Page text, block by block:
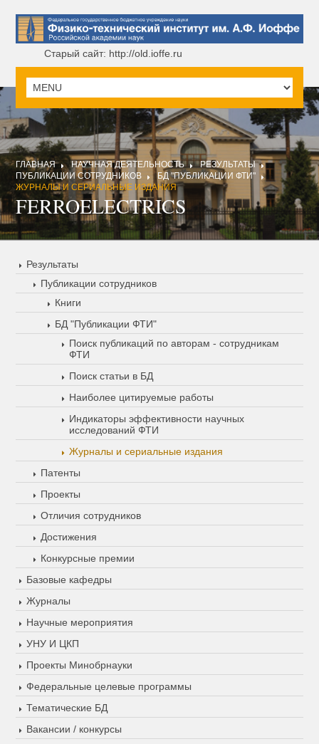
Старый сайт: http://old.ioffe.ru
ГЛАВНАЯ НАУЧНАЯ ДЕЯТЕЛЬНОСТЬ
РЕЗУЛЬТАТЫ
ПУБЛИКАЦИИ СОТРУДНИКОВ
БД "ПУБЛИКАЦИИ ФТИ"
ЖУРНАЛЫ И СЕРИАЛЬНЫЕ ИЗДАНИЯ
FERROELECTRICS
Результаты
Публикации сотрудников
Книги
БД "Публикации ФТИ"
Поиск публикаций по авторам - сотрудникам
ФТИ
Поиск статьи в БД
Наиболее цитируемые работы
Индикаторы эффективности научных
исследований ФТИ
Журналы и сериальные издания
Патенты
Проекты
Отличия сотрудников
Достижения
Конкурсные премии
Базовые кафедры
Журналы
Научные мероприятия
УНУ И ЦКП
Проекты Минобрнауки
Федеральные целевые программы
Тематические БД
Вакансии / конкурсы